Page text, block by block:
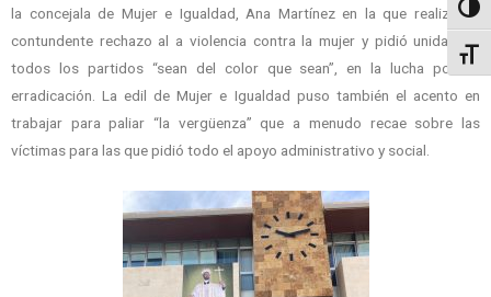
la concejala de Mujer e Igualdad, Ana Martínez en la que realizó un
contundente rechazo al a violencia contra la mujer y pidió unidad de
todos los partidos “sean del color que sean”, en la lucha por su
erradicación. La edil de Mujer e Igualdad puso también el acento en
trabajar para paliar “la vergüenza” que a menudo recae sobre las
víctimas para las que pidió todo el apoyo administrativo y social.